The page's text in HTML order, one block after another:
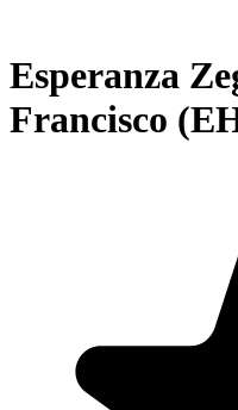
Esperanza
Francisco